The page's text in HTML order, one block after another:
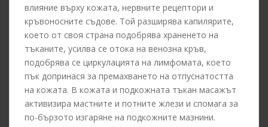
влияние върху кожата, нервните рецептори и
кръвоносните съдове. Той разширява капилярите,
което от своя страна подобрява храненето на
тъканите, усилва се отока на венозна кръв,
подобрява се циркулацията на лимфомата, което
пък допринася за премахването на отпуснатостта
на кожата. В кожата и подкожната тъкан масажът
активизира мастните и потните жлези и спомага за
по-бързото изгаряне на подкожните мазнини.